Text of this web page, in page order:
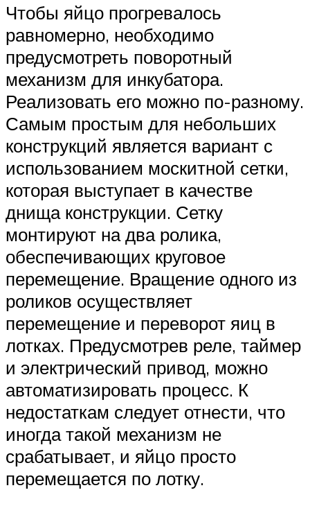
Чтобы яйцо прогревалось
равномерно, необходимо
предусмотреть поворотный
механизм для инкубатора.
Реализовать его можно по-разному.
Самым простым для небольших
конструкций является вариант с
использованием москитной сетки,
которая выступает в качестве
днища конструкции. Сетку
монтируют на два ролика,
обеспечивающих круговое
перемещение. Вращение одного из
роликов осуществляет
перемещение и переворот яиц в
лотках. Предусмотрев реле, таймер
и электрический привод, можно
автоматизировать процесс. К
недостаткам следует отнести, что
иногда такой механизм не
срабатывает, и яйцо просто
перемещается по лотку.